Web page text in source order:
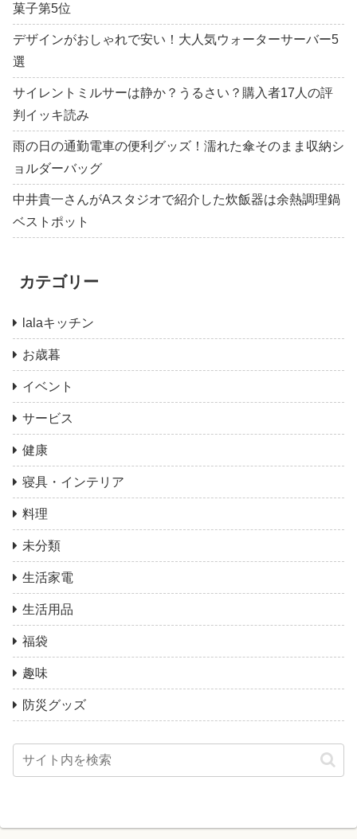
菓子第5位
デザインがおしゃれで安い！大人気ウォーターサーバー5
選
サイレントミルサーは静か？うるさい？購入者17人の評
判イッキ読み
雨の日の通勤電車の便利グッズ！濡れた傘そのまま収納シ
ョルダーバッグ
中井貴一さんがAスタジオで紹介した炊飯器は余熱調理鍋
ベストポット
カテゴリー
lalaキッチン
お歳暮
イベント
サービス
健康
寝具・インテリア
料理
未分類
生活家電
生活用品
福袋
趣味
防災グッズ